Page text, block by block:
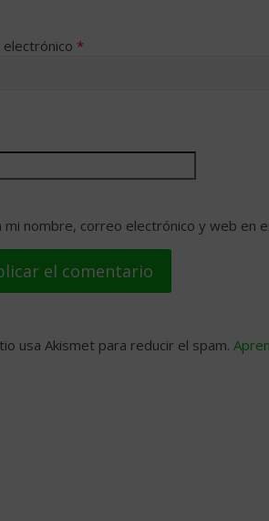
electrónico *
mi nombre, correo electrónico y web en
usa Akismet para reducir el spam.